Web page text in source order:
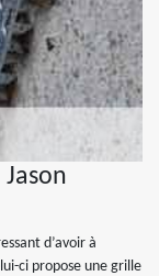
d’avoir à
ci propose une grille